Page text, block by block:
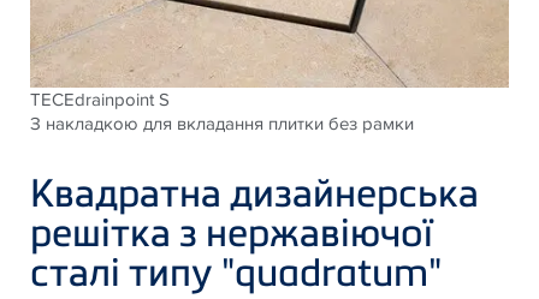
TECEdrainpoint S
З накладкою для вкладання плитки без рамки
Квадратна дизайнерська
решітка з нержавіючої
сталі типу "quadratum"